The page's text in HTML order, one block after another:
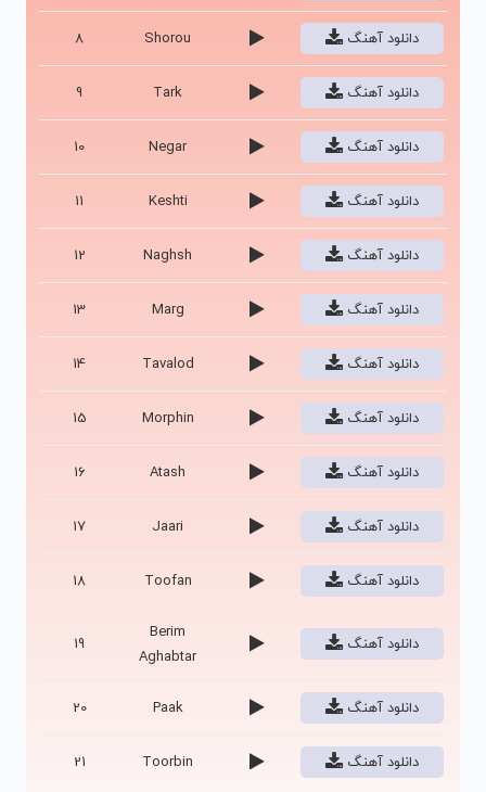
8 Shorou دانلود آهنگ
9 Tark دانلود آهنگ
10 Negar دانلود آهنگ
11 Keshti دانلود آهنگ
12 Naghsh دانلود آهنگ
13 Marg دانلود آهنگ
14 Tavalod دانلود آهنگ
15 Morphin دانلود آهنگ
16 Atash دانلود آهنگ
17 Jaari دانلود آهنگ
18 Toofan دانلود آهنگ
19
Berim
Aghabtar
دانلود آهنگ
20 Paak دانلود آهنگ
21 Toorbin دانلود آهنگ